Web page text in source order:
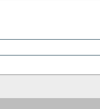
e viajado en otros cruceros
estado desde el mediodía